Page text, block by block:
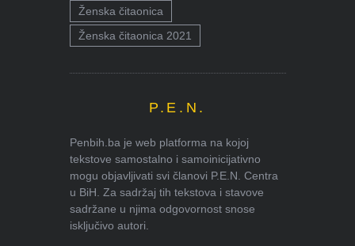
Ženska čitaonica
Ženska čitaonica 2021
P.E.N.
Penbih.ba je web platforma na kojoj
tekstove samostalno i samoinicijativno
mogu objavljivati svi članovi P.E.N. Centra
u BiH. Za sadržaj tih tekstova i stavove
sadržane u njima odgovornost snose
isključivo autori.